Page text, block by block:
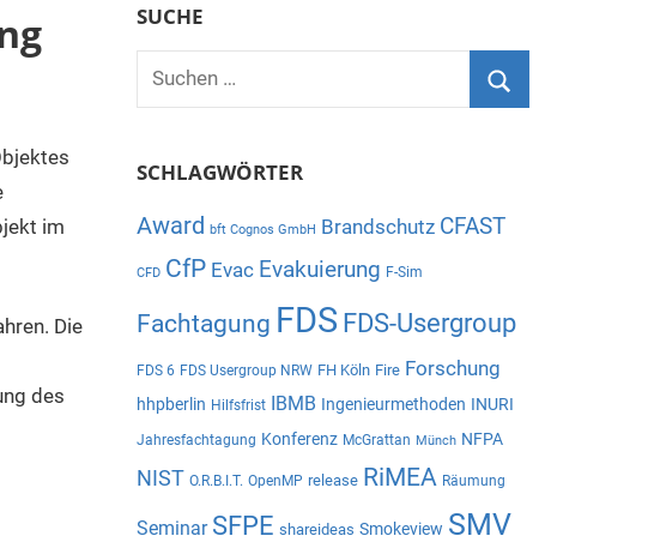
im
Die
des
SUCHE
Suchen
SCHLAGWÖRTER
Award bft Cognos GmbH Brandschutz CFAST
CFD CfP Evac Evakuierung F-Sim
Fachtagung FDS FDS-Usergroup
FDS 6 FDS Usergroup NRW FH Köln Fire Forschung
hhpberlin Hilfsfrist IBMB Ingenieurmethoden INURI
Jahresfachtagung Konferenz McGrattan Münch NFPA
NIST O.R.B.I.T. OpenMP release RiMEA Räumung
Seminar SFPE shareideas Smokeview SMV